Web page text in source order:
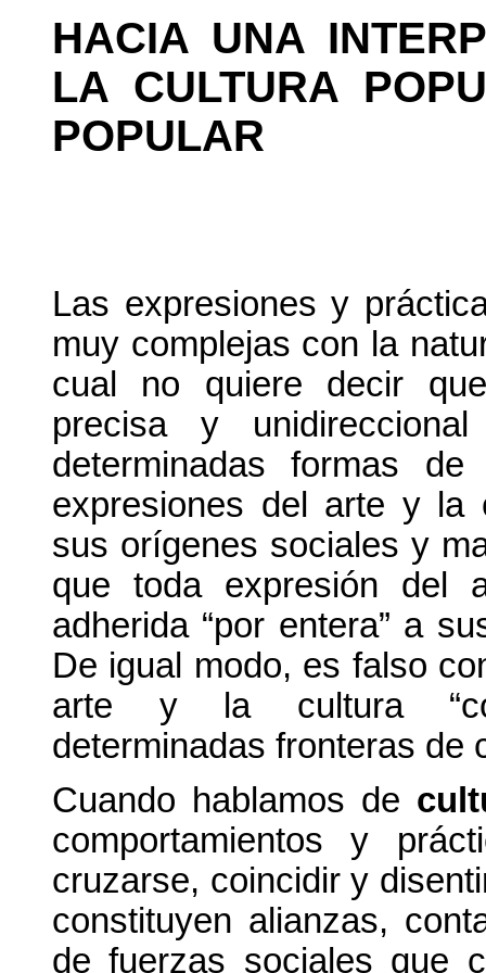
HACIA UNA
LA CULTURA
POPULAR
Las expresiones y
muy complejas con la
cual no quiere decir
precisa y
determinadas formas
expresiones del arte y la
sus orígenes sociales y
que toda expresión del
adherida “por entera” a
De igual modo, es falso
arte y la cultura
determinadas fronteras de
Cuando hablamos de
comportamientos y
cruzarse, coincidir y
constituyen alianzas,
de fuerzas sociales que